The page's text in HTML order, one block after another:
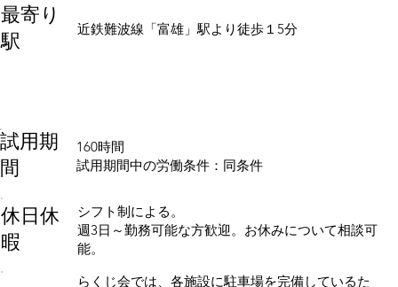
最寄り
駅
近鉄難波線「富雄」駅より徒歩１5分
試用期
間
160時間
試用期間中の労働条件：同条件
休日休
暇
シフト制による。
週3日～勤務可能な方歓迎。お休みについて相談可
能。
らくじ会では、各施設に駐車場を完備しているた